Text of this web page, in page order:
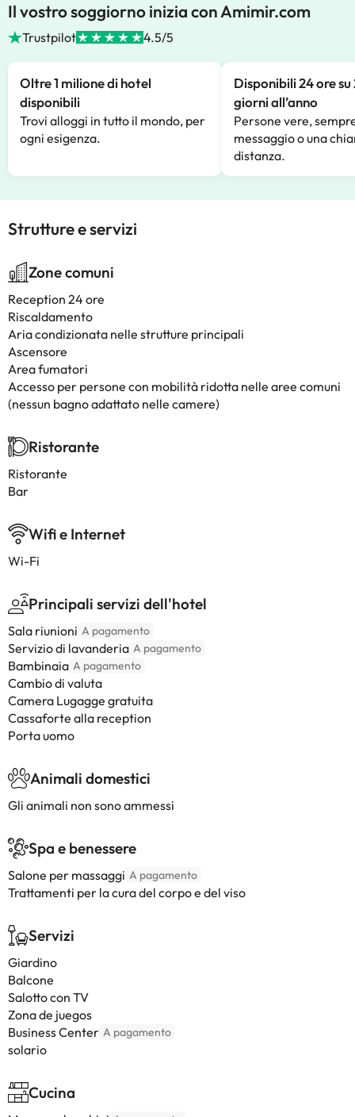
Il vostro soggiorno inizia con Amimir.com
Trustpilot 4.5/5
Oltre 1 milione di hotel
disponibili
Trovi alloggi in tutto il mondo, per
ogni esigenza.
Disponibili 24 ore su
giorni all’anno
Persone vere,
messaggio o una
distanza.
Strutture e servizi
Zone comuni
Reception 24 ore
Riscaldamento
Aria condizionata nelle strutture principali
Ascensore
Area fumatori
Accesso per persone con mobilità ridotta nelle aree comuni
(nessun bagno adattato nelle camere)
Ristorante
Ristorante
Bar
Wifi e Internet
Wi-Fi
Principali servizi dell'hotel
Sala riunioni A pagamento
Servizio di lavanderia A pagamento
Bambinaia A pagamento
Cambio di valuta
Camera Lugagge gratuita
Cassaforte alla reception
Porta uomo
Animali domestici
Gli animali non sono ammessi
Spa e benessere
Salone per massaggi A pagamento
Trattamenti per la cura del corpo e del viso
Servizi
Giardino
Balcone
Salotto con TV
Zona de juegos
Business Center A pagamento
solario
Cucina